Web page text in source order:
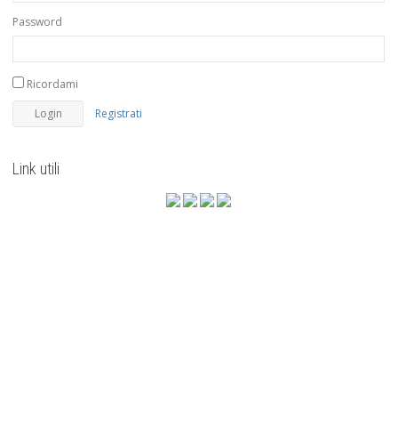
Password
Ricordami
Registrati
Link utili